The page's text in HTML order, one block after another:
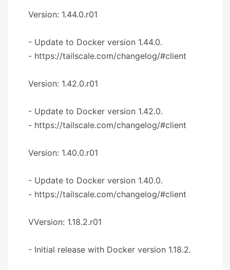
Version: 1.44.0.r01
- Update to Docker version 1.44.0.
- https://tailscale.com/changelog/#client
Version: 1.42.0.r01
- Update to Docker version 1.42.0.
- https://tailscale.com/changelog/#client
Version: 1.40.0.r01
- Update to Docker version 1.40.0.
- https://tailscale.com/changelog/#client
VVersion: 1.18.2.r01
- Initial release with Docker version 1.18.2.